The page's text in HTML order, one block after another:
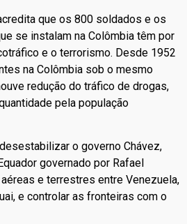
que os 800 soldados e os
se instalam na Colômbia têm por
e o terrorismo. Desde 1952
na Colômbia sob o mesmo
redução do tráfico de drogas,
pela população
o governo Chávez,
governado por Rafael
e terrestres entre Venezuela,
e controlar as fronteiras com o